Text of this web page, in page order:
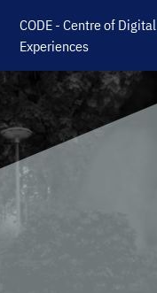
CODE - Centre of Digital
Experiences